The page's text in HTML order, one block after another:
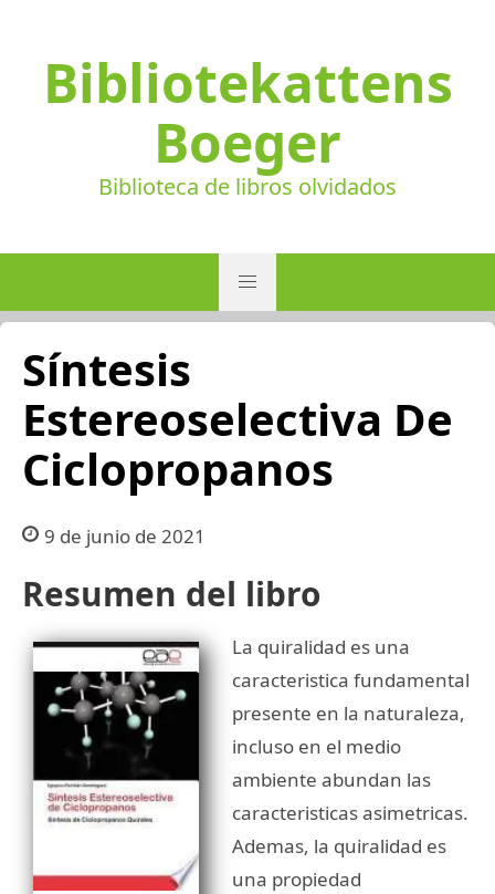
Bibliotekattens
Boeger
Biblioteca de libros olvidados
Síntesis
Estereoselectiva De
Ciclopropanos
9 de junio de 2021
Resumen del libro
La quiralidad es una
caracteristica fundamental
presente en la naturaleza,
incluso en el medio
ambiente abundan las
caracteristicas asimetricas.
Ademas, la quiralidad es
una propiedad